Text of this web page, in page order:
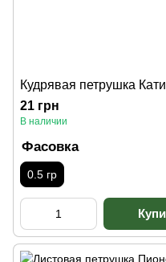
Кудрявая петрушка
21 грн
В наличии
Фасовка
0.5 гр